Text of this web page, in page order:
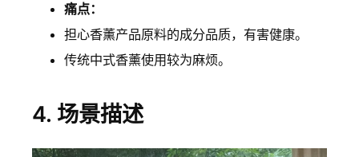
痛点：
担心香薰产品原料的成分品质，有害健康。
传统中式香薰使用较为麻烦。
4. 场景描述